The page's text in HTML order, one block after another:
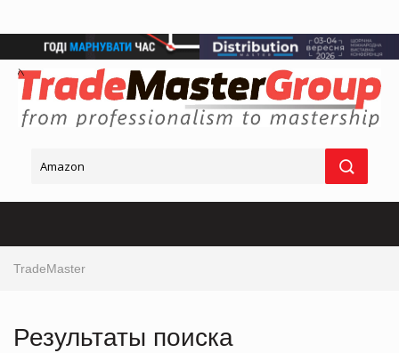
TradeMaster
Результаты поиска